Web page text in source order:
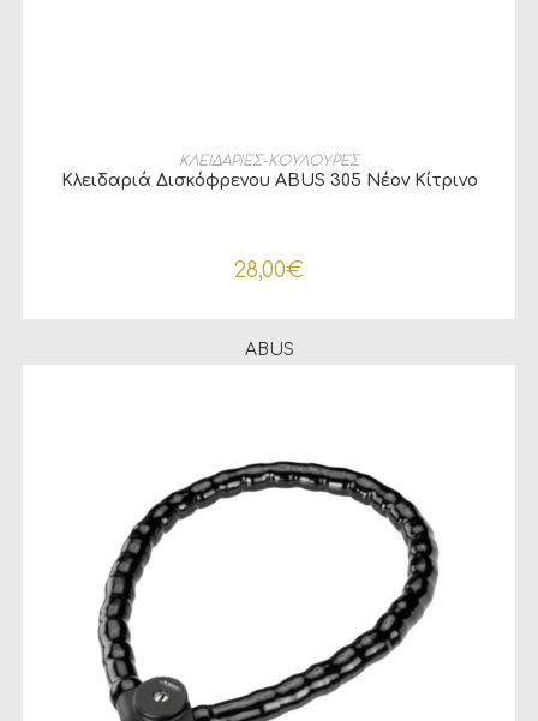
ΠΡΟΣΘΉΚΗ ΣΤΟ ΚΑΛΆΘΙ
ΚΛΕΙΔΑΡΙΕΣ-ΚΟΥΛΟΥΡΕΣ
Κλειδαριά Δισκόφρενου ABUS 305 Νέον Κίτρινο
28,00€
ABUS